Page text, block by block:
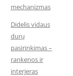
mechanizmas
Didelis vidaus
durų
pasirinkimas –
rankenos ir
interjeras